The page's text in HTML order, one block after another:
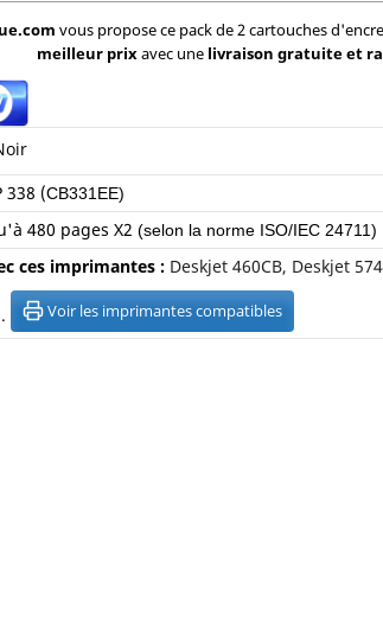
vous propose ce pack de 2 cartouches
meilleur prix avec une livraison gratuite et
338 (CB331EE)
480 pages X2 (selon la norme ISO/IEC 24711)
ces imprimantes : Deskjet 460CB, Deskjet
Voir les imprimantes compatibles